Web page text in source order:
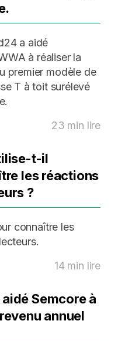
a aidé
à réaliser la
premier modèle de
T à toit surélevé
23 min lire
t-il
les réactions
?
connaître les
14 min lire
Semcore à
annuel